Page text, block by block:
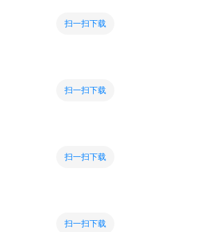
扫一扫下载
扫一扫下载
扫一扫下载
扫一扫下载